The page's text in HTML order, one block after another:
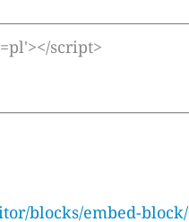
blocks/embed-block/